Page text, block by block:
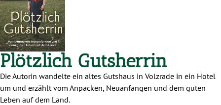
Plötzlich Gutsherrin
Die Autorin wandelte ein altes Gutshaus in Volzrade in ein Hotel
um und erzählt vom Anpacken, Neuanfangen und dem guten
Leben auf dem Land.